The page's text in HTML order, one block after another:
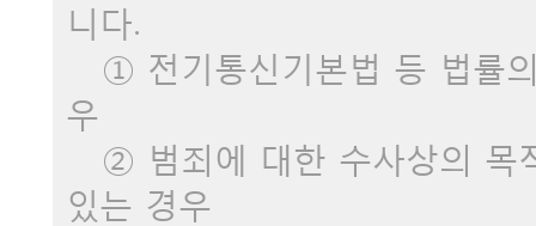
니다.
① 전기통신기본법 등 법률
우
② 범죄에 대한 수사상의 목
있는 경우